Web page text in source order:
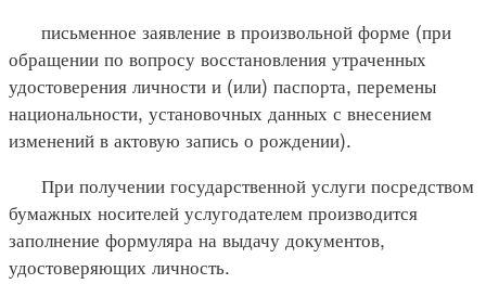
письменное заявление в произвольной форме (при
обращении по вопросу восстановления утраченных
удостоверения личности и (или) паспорта, перемены
национальности, установочных данных с внесением
изменений в актовую запись о рождении).
При получении государственной услуги посредством
бумажных носителей услугодателем производится
заполнение формуляра на выдачу документов,
удостоверяющих личность.